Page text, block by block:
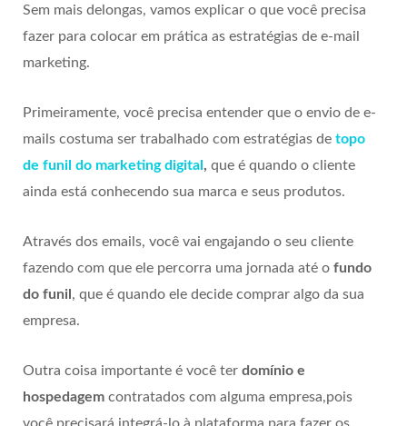
Sem mais delongas, vamos explicar o que você precisa
fazer para colocar em prática as estratégias de e-mail
marketing.
Primeiramente, você precisa entender que o envio de e-
mails costuma ser trabalhado com estratégias de topo
de funil do marketing digital , que é quando o cliente
ainda está conhecendo sua marca e seus produtos.
Através dos emails, você vai engajando o seu cliente
fazendo com que ele percorra uma jornada até o fundo
do funil , que é quando ele decide comprar algo da sua
empresa.
Outra coisa importante é você ter domínio e
hospedagem contratados com alguma empresa,pois
você precisará integrá-lo à plataforma para fazer os